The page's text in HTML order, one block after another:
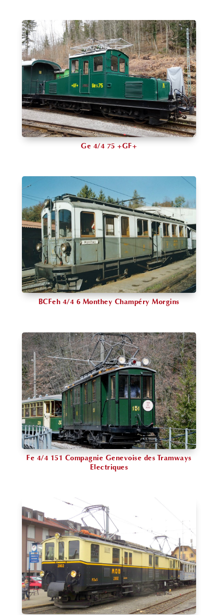
Ge 4/4 75 +GF+
BCFeh 4/4 6 Monthey Champéry Morgins
Fe 4/4 151 Compagnie Genevoise des Tramways
Electriques